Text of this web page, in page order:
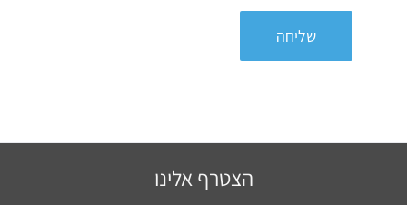
שליחה
הצטרף אלינו